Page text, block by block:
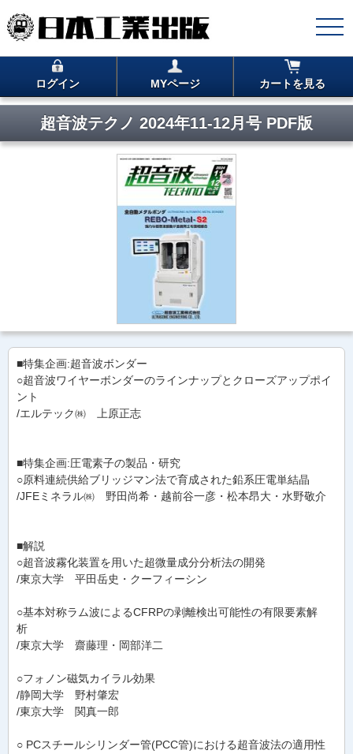
ログイン MYページ カートを見る
超音波テクノ 2024年11-12月号 PDF版
■特集企画:超音波ボンダー
○超音波ワイヤーボンダーのラインナップとクローズアップポイ
ント
/エルテック㈱ 上原正志
■特集企画:圧電素子の製品・研究
○原料連続供給ブリッジマン法で育成された鉛系圧電単結晶
/JFEミネラル㈱ 野田尚希・越前谷一彦・松本昂大・水野敬介
■解説
○超音波霧化装置を用いた超微量成分分析法の開発
/東京大学 平田岳史・クーフィーシン
○基本対称ラム波によるCFRPの剥離検出可能性の有限要素解
析
/東京大学 齋藤理・岡部洋二
○フォノン磁気カイラル効果
/静岡大学 野村肇宏
/東京大学 関真一郎
○ PCスチールシリンダー管(PCC管)における超音波法の適用性